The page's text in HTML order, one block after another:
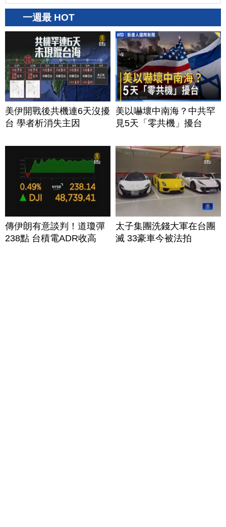
一週最 HOT
美伊開戰後共機連6天沒擾
台 學者析消失主因
美以嚇壞中南海？中共罕
見5天「零共機」擾台
傳伊朗有意談判！道瓊彈
238點 台積電ADR收高
太子集團洗錢大軍在台團
滅 33豪車今被法拍